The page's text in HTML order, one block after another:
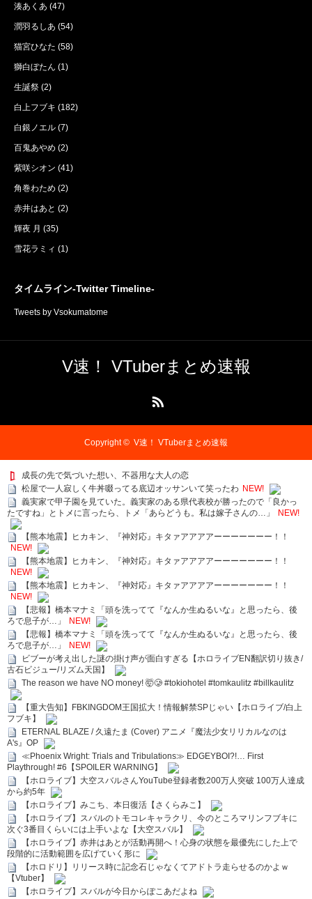
湊あくあ (47)
潤羽るしあ (54)
猫宮ひなた (58)
獅白ぼたん (1)
生誕祭 (2)
白上フブキ (182)
白銀ノエル (7)
百鬼あやめ (2)
紫咲シオン (41)
角巻わため (2)
赤井はあと (2)
輝夜 月 (35)
雪花ラミィ (1)
タイムライン-Twitter Timeline-
Tweets by Vsokumatome
V速！ VTuberまとめ速報
Copyright © V速！ VTuberまとめ速報
成長の先で気づいた想い、不器用な大人の恋
松屋で一人寂しく牛丼啜ってる底辺オッサンいて笑ったわ NEW!
義実家で甲子園を見ていた。義実家のある県代表校が勝ったので「良かっ
たですね」とトメに言ったら、トメ「あらどうも。私は嫁子さんの…」
NEW!
【熊本地震】ヒカキン、『神対応』キタァアアアアーーーーーーー！！
NEW!
【熊本地震】ヒカキン、『神対応』キタァアアアアーーーーーーー！！
NEW!
【熊本地震】ヒカキン、『神対応』キタァアアアアーーーーーーー！！
NEW!
【悲報】橋本マナミ「頭を洗ってて『なんか生ぬるいな』と思ったら、後
ろで息子が…」
NEW!
【悲報】橋本マナミ「頭を洗ってて『なんか生ぬるいな』と思ったら、後
ろで息子が…」
NEW!
ビブーが考え出した謎の掛け声が面白すぎる【ホロライブEN翻訳切り抜き/
古石ビジュー/リズム天国】
The reason we have NO money! 🤯🥲 #tokiohotel #tomkaulitz #billkaulitz
【重大告知】FBKINGDOM王国拡大！情報解禁SPじゃい【ホロライブ/白上
フブキ】
ETERNAL BLAZE / 久遠たま (Cover) アニメ『魔法少女リリカルなのは
A's』OP
≪Phoenix Wright: Trials and Tribulations≫ EDGEYBOI?!… First
Playthrough! #6【SPOILER WARNING】
【ホロライブ】大空スバルさんYouTube登録者数200万人突破 100万人達成
から約5年
【ホロライブ】みこち、本日復活【さくらみこ】
【ホロライブ】スバルのトモコレキャラクリ、今のところマリンフブキに
次ぐ3番目くらいには上手いよな【大空スバル】
【ホロライブ】赤井はあとが活動再開へ！心身の状態を最優先にした上で
段階的に活動範囲を広げていく形に
【ホロドリ】リリース時に記念石じゃなくてアドトラ走らせるのかよｗ
【Vtuber】
【ホロライブ】スバルが今日からぽこあだよね